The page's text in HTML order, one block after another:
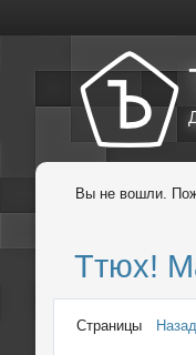
Вы не вошли.
Ттюх!
Страницы Назад